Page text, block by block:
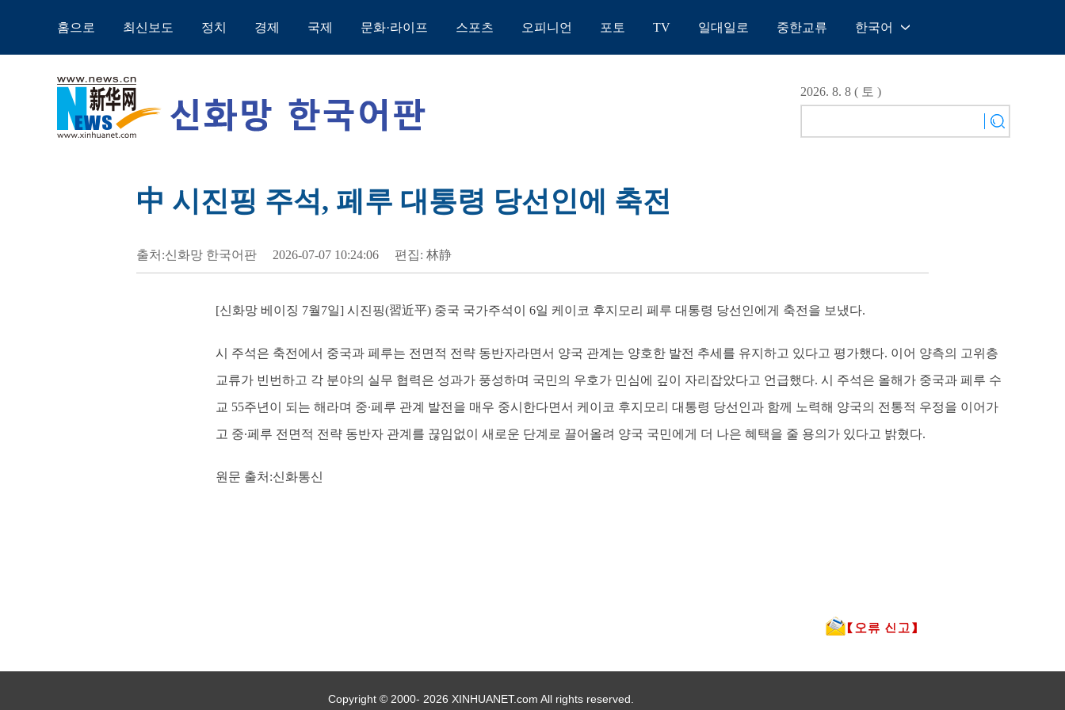
홈으로 최신보도 정치 경제 국제 문화·라이프 스포츠 오피니언 포토 TV 일대일로 중한교류 한국어
English
Español
2026. 8. 8 ( 토 )
中 시진핑 주석, 페루 대통령 당선인에 축전
출처:신화망 한국어판 2026-07-07 10:24:06 편집: 林静
[신화망 베이징 7월7일] 시진핑(習近平) 중국 국가주석이 6일 케이코 후지모리 페루 대통령 당선인에게 축전을 보냈다.
시 주석은 축전에서 중국과 페루는 전면적 전략 동반자라면서 양국 관계는 양호한 발전 추세를 유지하고 있다고 평가했다. 이어 양측의 고위층
교류가 빈번하고 각 분야의 실무 협력은 성과가 풍성하며 국민의 우호가 민심에 깊이 자리잡았다고 언급했다. 시 주석은 올해가 중국과 페루 수
교 55주년이 되는 해라며 중∙페루 관계 발전을 매우 중시한다면서 케이코 후지모리 대통령 당선인과 함께 노력해 양국의 전통적 우정을 이어가
고 중∙페루 전면적 전략 동반자 관계를 끊임없이 새로운 단계로 끌어올려 양국 국민에게 더 나은 혜택을 줄 용의가 있다고 밝혔다.
원문 출처:신화통신
Copyright © 2000- 2026 XINHUANET.com All rights reserved.